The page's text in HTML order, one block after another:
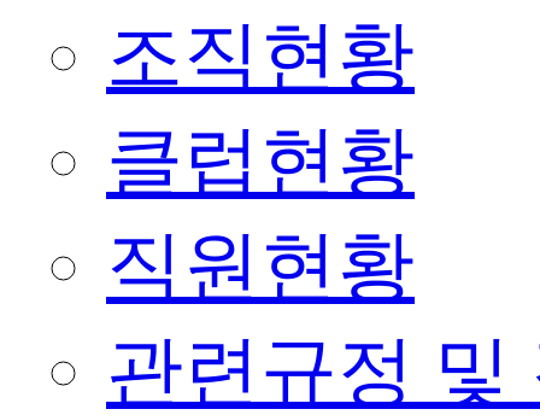
조직현황
클럽현황
직원현황
관련규정 및